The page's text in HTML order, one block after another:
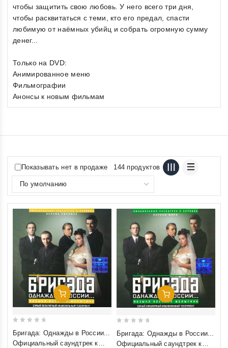
чтобы защитить свою любовь. У него всего три дня,
чтобы расквитаться с теми, кто его предал, спасти
любимую от наёмных убийц и собрать огромную сумму
денег...
Только на DVD:
Анимированное меню
Фильмографии
Анонсы к новым фильмам
Показывать нет в продаже 144 продуктов
Добавить В Корзину
out
Бригада: Однажды в России...
Официальный саундтрек к
Добавить В Корзину
out
Бригада: Однажды в России...
Официальный саундтрек к